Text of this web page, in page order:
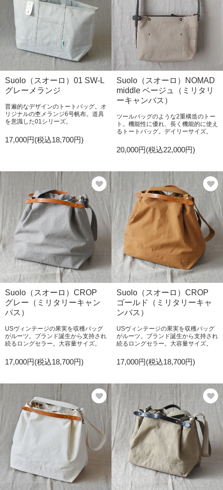
Suolo（スオーロ）01 SW-L
グレーメランジ
普遍的なデザインのトートバッグ。オ
リジナルの杢メランジ6号帆布。道具
を意識した01シリーズ。
17,000円(税込18,700円)
Suolo（スオーロ）NOMAD
middle ベージュ（ミリタリ
ーキャンバス）
ツールバッグのような2重構造のトー
ト。機能性に優れ、長く機能的に使え
るトートバッグ。デイリーサイズ。
20,000円(税込22,000円)
Suolo（スオーロ）CROP
グレー（ミリタリーキャン
バス）
USヴィンテージの果実を収穫バッグ
がルーツ。ブランド誕生から支持され
続るロングセラー。大容量サイズ。
17,000円(税込18,700円)
Suolo（スオーロ）CROP
ゴールド（ミリタリーキャ
ンバス）
USヴィンテージの果実を収穫バッグ
がルーツ。ブランド誕生から支持され
続るロングセラー。大容量サイズ。
17,000円(税込18,700円)